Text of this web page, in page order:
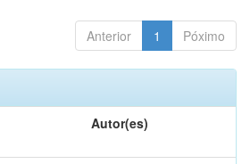
Anterior 1 Póximo
Autor(es)